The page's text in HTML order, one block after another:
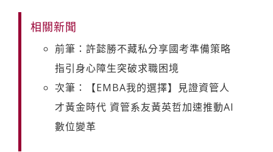
相關新聞
前筆：許懿勝不藏私分享國考準備策略
指引身心障生突破求職困境
次筆：【EMBA我的選擇】見證資管人
才黃金時代 資管系友黃英哲加速推動AI
數位變革